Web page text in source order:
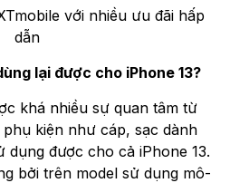
với nhiều ưu đãi hấp
dẫn
lại được cho iPhone 13?
khá nhiều sự quan tâm từ
kiện như cáp, sạc dành
dụng được cho cả iPhone 13.
bởi trên model sử dụng mô-